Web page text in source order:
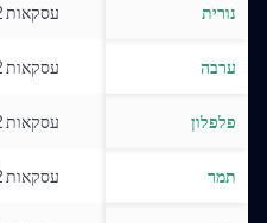
נורית עסקאות
ערבה עסקאות
פלפלון עסקאות
תמר עסקאות